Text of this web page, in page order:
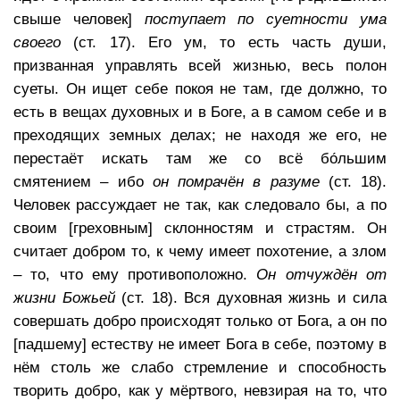
свыше человек] поступает по суетности ума
своего (ст. 17). Его ум, то есть часть души,
призванная управлять всей жизнью, весь полон
суеты. Он ищет себе покоя не там, где должно, то
есть в вещах духовных и в Боге, а в самом себе и в
преходящих земных делах; не находя же его, не
перестаёт искать там же со всё бо́льшим
смятением – ибо он помрачён в разуме(ст. 18).
Человек рассуждает не так, как следовало бы, а по
своим [греховным] склонностям и страстям. Он
считает добром то, к чему имеет похотение, а злом
– то, что ему противоположно. Он отчуждён от
жизни Божьей(ст. 18). Вся духовная жизнь и сила
совершать добро происходят только от Бога, а он по
[падшему] естеству не имеет Бога в себе, поэтому в
нём столь же слабо стремление и способность
творить добро, как у мёртвого, невзирая на то, что